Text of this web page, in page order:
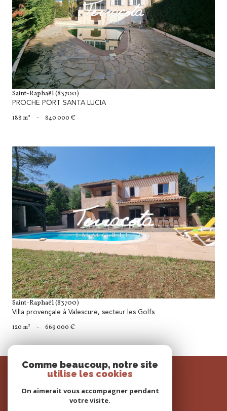
voir le bien
Saint-Raphaël (83700)
PROCHE PORT SANTA LUCIA
188 m² - 840 000 €
voir le bien
Saint-Raphaël (83700)
Villa provençale à Valescure, secteur les Golfs
120 m² - 669 000 €
SE
connecter
espace propriétaire
Comme beaucoup, notre site
utilise les cookies
On aimerait vous accompagner pendant
votre visite.